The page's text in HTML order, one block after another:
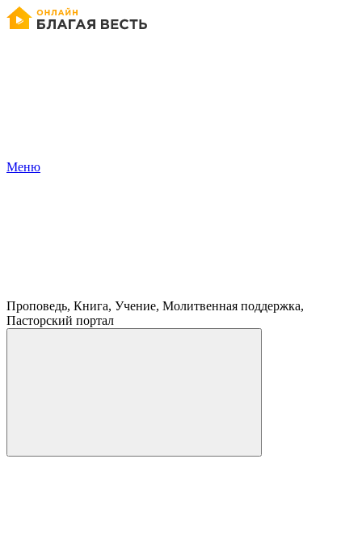
Меню
Проповедь, Книга, Учение, Молитвенная поддержка,
Пасторский портал